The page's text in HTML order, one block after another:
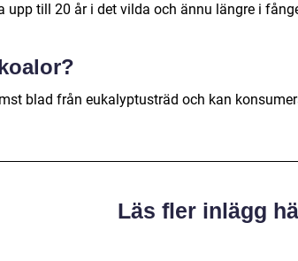
upp till 20 år i det vilda och ännu längre i
blad från eukalyptusträd och kan
Läs fler inlägg